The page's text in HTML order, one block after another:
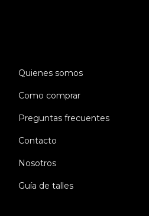
Quienes somos
Como comprar
Preguntas frecuentes
Contacto
Nosotros
Guía de talles